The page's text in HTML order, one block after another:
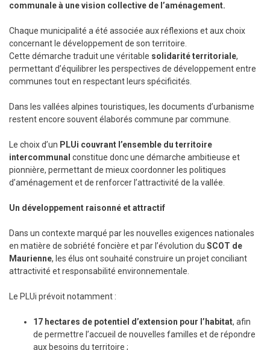
communale à une vision collective de l’aménagement.
Chaque municipalité a été associée aux réflexions et aux choix
concernant le développement de son territoire.
Cette démarche traduit une véritable solidarité territoriale,
permettant d’équilibrer les perspectives de développement entre
communes tout en respectant leurs spécificités.
Dans les vallées alpines touristiques, les documents d’urbanisme
restent encore souvent élaborés commune par commune.
Le choix d’un PLUi couvrant l’ensemble du territoire
intercommunal constitue donc une démarche ambitieuse et
pionnière, permettant de mieux coordonner les politiques
d’aménagement et de renforcer l’attractivité de la vallée.
Un développement raisonné et attractif
Dans un contexte marqué par les nouvelles exigences nationales
en matière de sobriété foncière et par l’évolution du SCOT de
Maurienne, les élus ont souhaité construire un projet conciliant
attractivité et responsabilité environnementale.
Le PLUi prévoit notamment :
17 hectares de potentiel d’extension pour l’habitat, afin
de permettre l’accueil de nouvelles familles et de répondre
aux besoins du territoire ;